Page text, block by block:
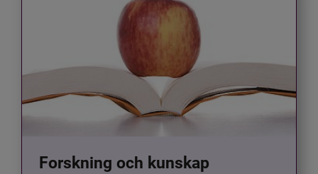
Forskning och kunskap